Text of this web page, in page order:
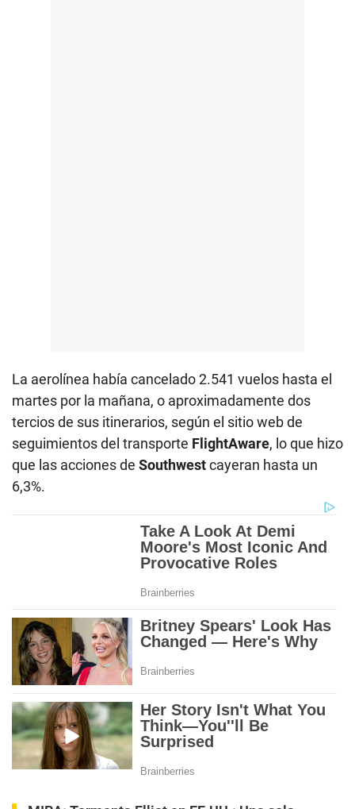
La aerolínea había cancelado 2.541 vuelos hasta el
martes por la mañana, o aproximadamente dos
tercios de sus itinerarios, según el sitio web de
seguimientos del transporte FlightAware, lo que hizo
que las acciones de Southwestcayeran hasta un
6,3%.